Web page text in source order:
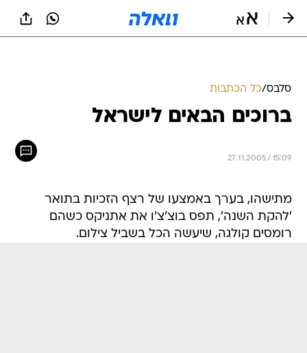
סלבס/כל הכתבות
ברוכים הבאים לישראל
27.11.2005 / 15:09
מתישהו, בערך באמצעו של רצף הזכיות בתואר
'להקת השנה', תפס בוצ'צ'ו את אתניקס כשהם
רומסים קולגה, שיעשה הכל בשביל צילום.